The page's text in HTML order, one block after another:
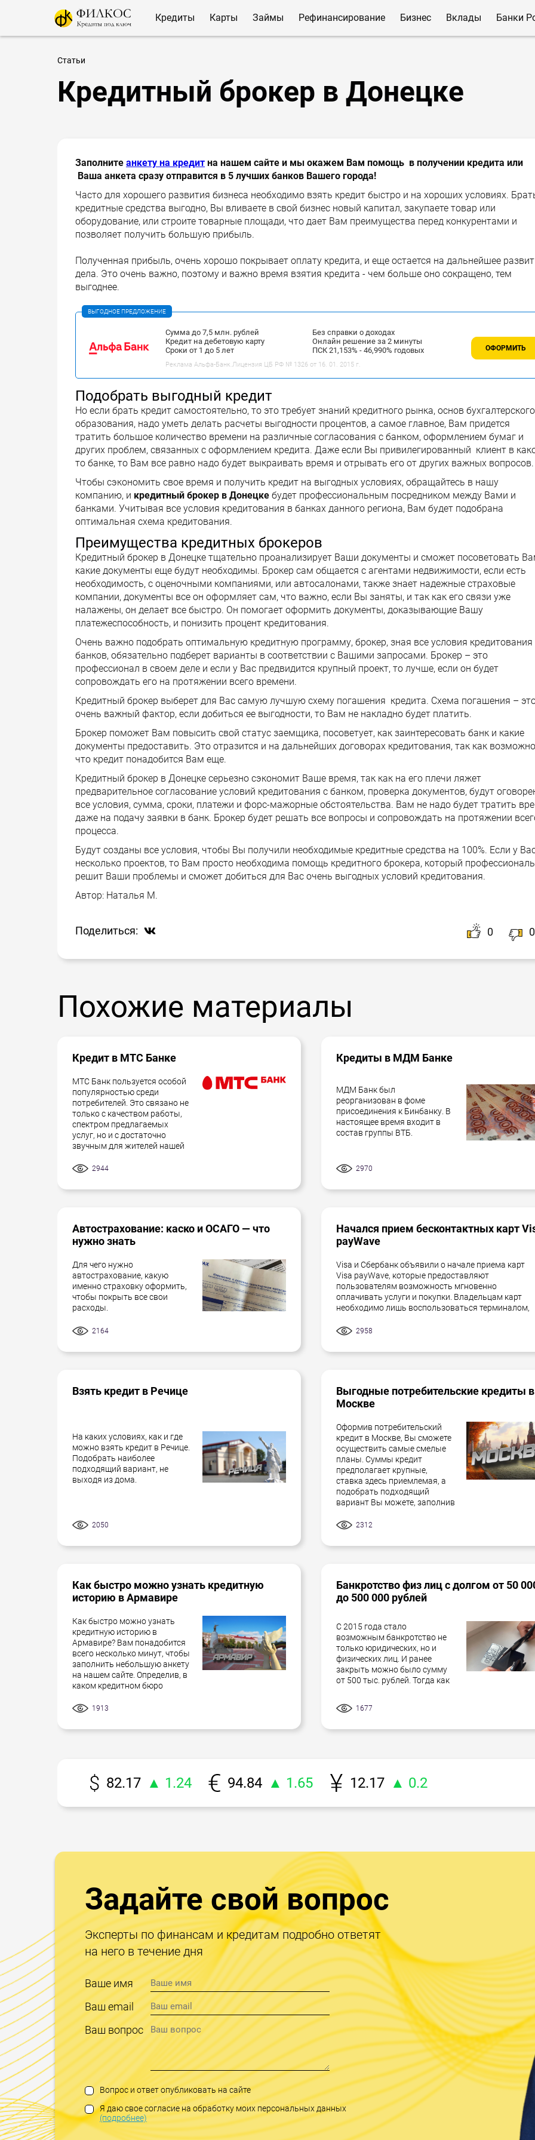
Кредиты Карты Займы Рефинансирование Бизнес Вклады Банки
Статьи
Кредитный брокер в Донецке
Заполните анкету на кредит на нашем сайте и мы окажем Вам помощь в получении кредита или
Ваша анкета сразу отправится в 5 лучших банков Вашего города!
Часто для хорошего развития бизнеса необходимо взять кредит быстро и на хороших условиях.
кредитные средства выгодно, Вы вливаете в свой бизнес новый капитал, закупаете товар или
оборудование, или строите товарные площади, что дает Вам преимущества перед конкурентами и
позволяет получить большую прибыль.
Полученная прибыль, очень хорошо покрывает оплату кредита, и еще остается на дальнейшее
дела. Это очень важно, поэтому и важно время взятия кредита - чем больше оно сокращено, тем
выгоднее.
ВЫГОДНОЕ ПРЕДЛОЖЕНИЕ
Сумма до 7,5 млн. рублей
Кредит на дебетовую карту
Сроки от 1 до 5 лет
Без справки о доходах
Онлайн решение за 2 минуты
ПСК 21,153% - 46,990% годовых
Реклама Альфа-Банк.Лицензия ЦБ РФ № 1326 от 16. 01. 2015 г.
ОФОРМИТЬ
Подобрать выгодный кредит
Но если брать кредит самостоятельно, то это требует знаний кредитного рынка, основ бухгалтерского
образования, надо уметь делать расчеты выгодности процентов, а самое главное, Вам придется
тратить большое количество времени на различные согласования с банком, оформлением бумаг и
других проблем, связанных с оформлением кредита. Даже если Вы привилегированный клиент в
то банке, то Вам все равно надо будет выкраивать время и отрывать его от других важных вопросов.
Чтобы сэкономить свое время и получить кредит на выгодных условиях, обращайтесь в нашу
компанию, и кредитный брокер в Донецке будет профессиональным посредником между Вами и
банками. Учитывая все условия кредитования в банках данного региона, Вам будет подобрана
оптимальная схема кредитования.
Преимущества кредитных брокеров
Кредитный брокер в Донецке тщательно проанализирует Ваши документы и сможет посоветовать
какие документы еще будут необходимы. Брокер сам общается с агентами недвижимости, если есть
необходимость, с оценочными компаниями, или автосалонами, также знает надежные страховые
компании, документы все он оформляет сам, что важно, если Вы заняты, и так как его связи уже
налажены, он делает все быстро. Он помогает оформить документы, доказывающие Вашу
платежеспособность, и понизить процент кредитования.
Очень важно подобрать оптимальную кредитную программу, брокер, зная все условия кредитования
банков, обязательно подберет варианты в соответствии с Вашими запросами. Брокер – это
профессионал в своем деле и если у Вас предвидится крупный проект, то лучше, если он будет
сопровождать его на протяжении всего времени.
Кредитный брокер выберет для Вас самую лучшую схему погашения кредита. Схема погашения –
очень важный фактор, если добиться ее выгодности, то Вам не накладно будет платить.
Брокер поможет Вам повысить свой статус заемщика, посоветует, как заинтересовать банк и какие
документы предоставить. Это отразится и на дальнейших договорах кредитования, так как
что кредит понадобится Вам еще.
Кредитный брокер в Донецке серьезно сэкономит Ваше время, так как на его плечи ляжет
предварительное согласование условий кредитования с банком, проверка документов, будут
все условия, сумма, сроки, платежи и форс-мажорные обстоятельства. Вам не надо будет тратить
даже на подачу заявки в банк. Брокер будет решать все вопросы и сопровождать на протяжении
процесса.
Будут созданы все условия, чтобы Вы получили необходимые кредитные средства на 100%. Если у
несколько проектов, то Вам просто необходима помощь кредитного брокера, который
решит Ваши проблемы и сможет добиться для Вас очень выгодных условий кредитования.
Автор: Наталья М.
Поделиться: 0 0
Похожие материалы
Кредит в МТС Банке
МТС Банк пользуется особой
популярностью среди
потребителей. Это связано не
только с качеством работы,
спектром предлагаемых
услуг, но и с достаточно
звучным для жителей нашей
2944
Кредиты в МДМ Банке
МДМ Банк был
реорганизован в фоме
присоединения к Бинбанку. В
настоящее время входит в
состав группы ВТБ.
2970
Автострахование: каско и ОСАГО — что
нужно знать
Для чего нужно
автострахование, какую
именно страховку оформить,
чтобы покрыть все свои
расходы.
2164
Начался прием бесконтактных карт
payWave
Visa и Сбербанк объявили о начале приема карт
Visa payWave, которые предоставляют
пользователям возможность мгновенно
оплачивать услуги и покупки. Владельцам карт
необходимо лишь воспользоваться терминалом,
2958
Взять кредит в Речице
На каких условиях, как и где
можно взять кредит в Речице.
Подобрать наиболее
подходящий вариант, не
выходя из дома.
2050
Выгодные потребительские кредиты в
Москве
Оформив потребительский
кредит в Москве, Вы сможете
осуществить самые смелые
планы. Суммы кредит
предполагает крупные,
ставка здесь приемлемая, а
подобрать подходящий
вариант Вы можете, заполнив
2312
Как быстро можно узнать кредитную
историю в Армавире
Как быстро можно узнать
кредитную историю в
Армавире? Вам понадобится
всего несколько минут, чтобы
заполнить небольшую анкету
на нашем сайте. Определив, в
каком кредитном бюро
1913
Банкротство физ лиц с долгом от 50
до 500 000 рублей
С 2015 года стало
возможным банкротство не
только юридических, но и
физических лиц. И ранее
закрыть можно было сумму
от 500 тыс. рублей. Тогда как
1677
82.17 ▲ 1.24 94.84 ▲ 1.65 12.17 ▲ 0.2
Задайте свой вопрос
Эксперты по финансам и кредитам подробно ответят
на него в течение дня
Ваше имя
Ваш email
Ваш вопрос
Вопрос и ответ опубликовать на сайте
Я даю свое согласие на обработку моих персональных данных
(подробнее)